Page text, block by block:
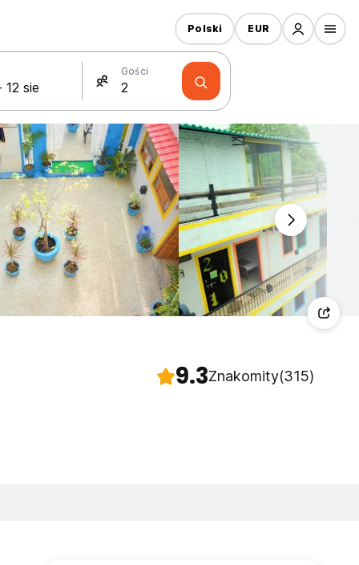
Gości
Polski EUR
9.3Znakomity(315)